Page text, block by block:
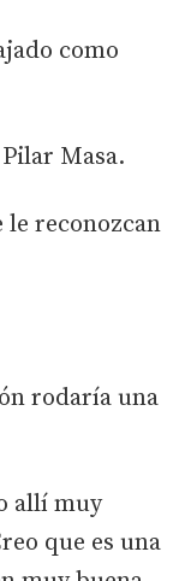
como
Masa.
le reconozcan
rodaría una
allí muy
que es una